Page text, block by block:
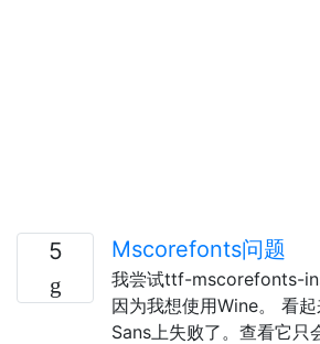
5 Mscorefonts问题
我尝试ttf-mscorefonts-
因为我想使用Wine。 看
Sans上失败了。查看它只